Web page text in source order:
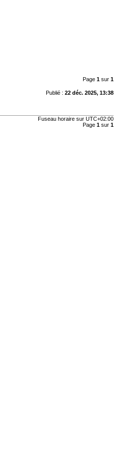
Page 1sur 1
Publié : 22 déc. 2025, 13:38
Fuseau horaire sur UTC+02:00
Page 1sur 1